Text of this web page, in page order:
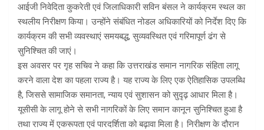
आईजी निवेदिता कुकरेती एवं जिलाधिकारी सविन बंसल ने कार्यक्रम स्थल का
स्थलीय निरीक्षण किया। उन्होंने संबंधित नोडल अधिकारियों को निर्देश दिए कि
कार्यक्रम की सभी व्यवस्थाएं समयबद्ध, सुव्यवस्थित एवं गरिमापूर्ण ढंग से
सुनिश्चित की जाएं।
इस अवसर पर गृह सचिव ने कहा कि उत्तराखंड समान नागरिक संहिता लागू
करने वाला देश का पहला राज्य है। यह राज्य के लिए एक ऐतिहासिक उपलब्धि
है, जिससे सामाजिक समानता, न्याय एवं सुशासन को सुदृढ़ आधार मिला है।
यूसीसी के लागू होने से सभी नागरिकों के लिए समान कानून सुनिश्चित हुआ है
तथा राज्य में एकरूपता एवं पारदर्शिता को बढ़ावा मिला है। निरीक्षण के दौरान